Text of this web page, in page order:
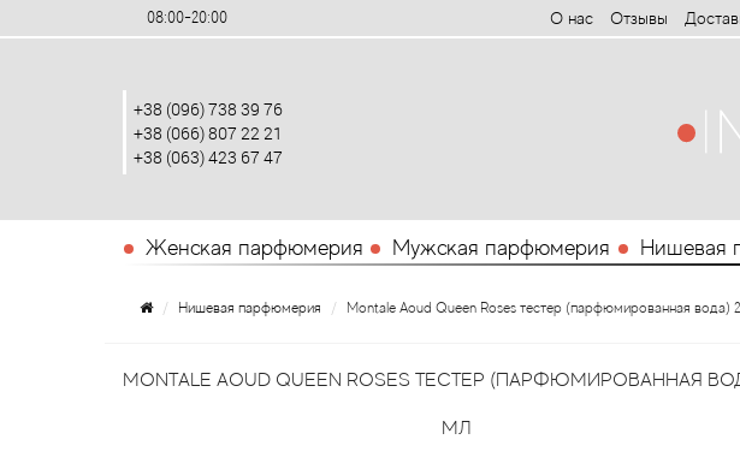
08:00-20:00 О нас Отзывы
+38 (096) 738 39 76
+38 (066) 807 22 21
+38 (063) 423 67 47
Женская парфюмерия Мужская парфюмерия Нишевая
Нишевая парфюмерия Montale Aoud Queen Roses тестер (парфюмированная вода)
MONTALE AOUD QUEEN ROSES ТЕСТЕР (ПАРФЮМИРОВАННАЯ
МЛ